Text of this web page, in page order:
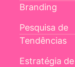
Branding
Pesquisa de
Tendências
Estratégia de